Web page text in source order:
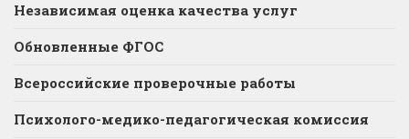
Независимая оценка качества услуг
Обновленные ФГОС
Всероссийские проверочные работы
Психолого-медико-педагогическая комиссия